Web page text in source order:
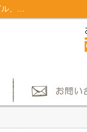
名古屋市港区のマンション、戸建、土地、投資マンション、アパート(棟)、マンション(棟)、ビル、戸建、店舗事務所、その他、土地一覧｜仲介手数料無料！名古屋市で新築戸建てを探すならAplace(2ページ目)